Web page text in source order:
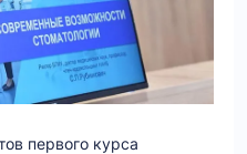
первого курса